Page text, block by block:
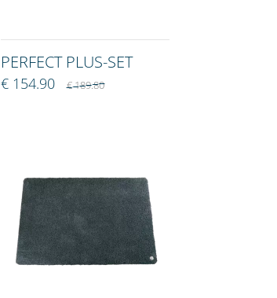
PERFECT PLUS-SET
€ 154.90€ 189.80